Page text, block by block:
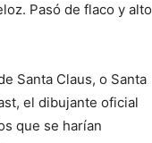
Pasó de flaco y alto
Santa Claus, o Santa
el dibujante oficial
que se harían